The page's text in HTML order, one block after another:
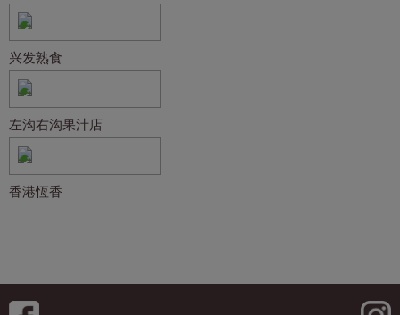
兴发熟食
左沟右沟果汁店
香港恆香